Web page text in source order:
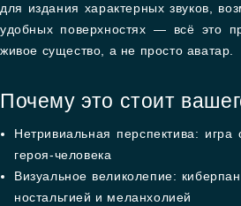
для издания характерных звуков,
удобных поверхностях — всё это
живое существо, а не просто аватар.
Почему это стоит
Нетривиальная перспектива:
героя-человека
Визуальное великолепие:
ностальгией и меланхолией